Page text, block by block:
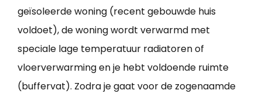
geïsoleerde woning (recent gebouwde huis
voldoet), de woning wordt verwarmd met
speciale lage temperatuur radiatoren of
vloerverwarming en je hebt voldoende ruimte
(buffervat). Zodra je gaat voor de zogenaamde